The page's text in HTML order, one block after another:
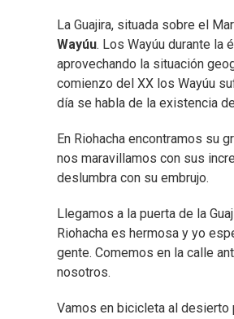
La Guajira, situada sobre el
Wayúu. Los Wayúu durante la
aprovechando la situación
comienzo del XX los Wayúu
día se habla de la existencia
En Riohacha encontramos su
nos maravillamos con sus
deslumbra con su embrujo.
Llegamos a la puerta de la
Riohacha es hermosa y yo
gente. Comemos en la calle
nosotros.
Vamos en bicicleta al desierto